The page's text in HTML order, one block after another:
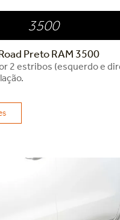
3500
Preto RAM 3500
2 estribos (esquerdo e